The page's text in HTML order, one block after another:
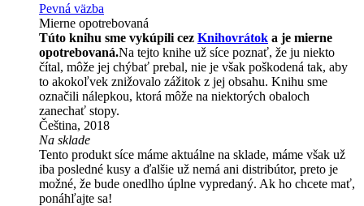
Pevná väzba
Mierne opotrebovaná
Túto knihu sme vykúpili cez Knihovrátok a je mierne
opotrebovaná.Na tejto knihe už síce poznať, že ju niekto
čítal, môže jej chýbať prebal, nie je však poškodená tak, aby
to akokoľvek znižovalo zážitok z jej obsahu. Knihu sme
označili nálepkou, ktorá môže na niektorých obaloch
zanechať stopy.
Čeština, 2018
Na sklade
Tento produkt síce máme aktuálne na sklade, máme však už
iba posledné kusy a ďalšie už nemá ani distribútor, preto je
možné, že bude onedlho úplne vypredaný. Ak ho chcete mať,
ponáhľajte sa!